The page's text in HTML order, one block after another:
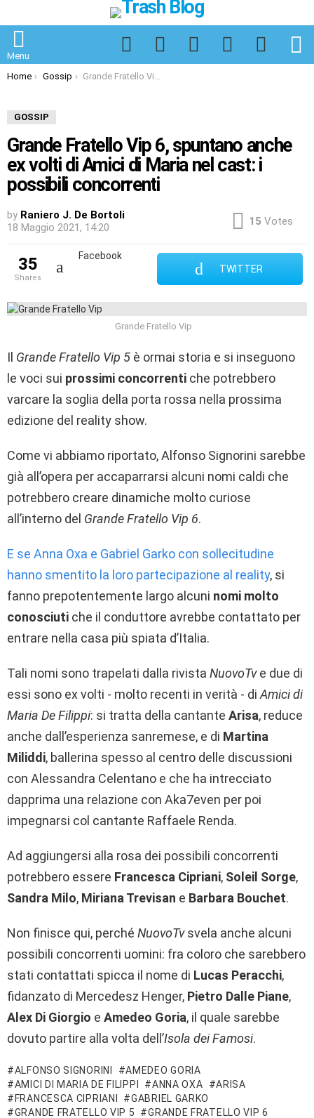
Menu
Facebook
Twitter
Instagram
Spotify
TikTok
You are here:
Home Gossip Grande Fratello Vip 6, spuntano anche ex volti di Amici di Maria nel cast: i possibili concorrenti
GOSSIP
Grande Fratello Vip 6, spuntano anche
ex volti di Amici di Maria nel cast: i
possibili concorrenti
by Raniero J. De Bortoli
18 Maggio 2021, 14:20
15 Votes
35
shares
Facebook
TWITTER
Grande Fratello Vip
Il Grande Fratello Vip 5 è ormai storia e si inseguono
le voci sui prossimi concorrenti che potrebbero
varcare la soglia della porta rossa nella prossima
edizione del reality show.
Come vi abbiamo riportato, Alfonso Signorini sarebbe
già all’opera per accaparrarsi alcuni nomi caldi che
potrebbero creare dinamiche molto curiose
all’interno del Grande Fratello Vip 6.
E se Anna Oxa e Gabriel Garko con sollecitudine
hanno smentito la loro partecipazione al reality, si
fanno prepotentemente largo alcuni nomi molto
conosciuti che il conduttore avrebbe contattato per
entrare nella casa più spiata d’Italia.
Tali nomi sono trapelati dalla rivista NuovoTve due di
essi sono ex volti - molto recenti in verità - di Amici di
Maria De Filippi: si tratta della cantante Arisa, reduce
anche dall’esperienza sanremese, e di Martina
Miliddi, ballerina spesso al centro delle discussioni
con Alessandra Celentano e che ha intrecciato
dapprima una relazione con Aka7even per poi
impegnarsi col cantante Raffaele Renda.
Ad aggiungersi alla rosa dei possibili concorrenti
potrebbero essere Francesca Cipriani, Soleil Sorge,
Sandra Milo, Miriana Trevisan e Barbara Bouchet.
Non finisce qui, perché NuovoTvsvela anche alcuni
possibili concorrenti uomini: fra coloro che sarebbero
stati contattati spicca il nome di Lucas Peracchi,
fidanzato di Mercedesz Henger, Pietro Dalle Piane,
Alex Di Giorgio e Amedeo Goria, il quale sarebbe
dovuto partire alla volta dell’Isola dei Famosi.
ALFONSO SIGNORINI
AMEDEO GORIA
AMICI DI MARIA DE FILIPPI
ANNA OXA
ARISA
FRANCESCA CIPRIANI
GABRIEL GARKO
GRANDE FRATELLO VIP 5
GRANDE FRATELLO VIP 6